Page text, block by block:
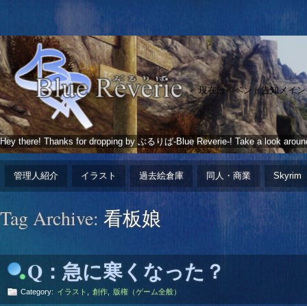
現在はイベント告知メイン
Hey there! Thanks for dropping by ぶるりば-Blue Reverie-! Take a look
管理人紹介 イラスト 過去絵倉庫 同人・商業 Skyrim
Tag Archive: 看板娘
Q：急に寒くなった？
Category: イラスト 創作 版権（ゲーム全般）